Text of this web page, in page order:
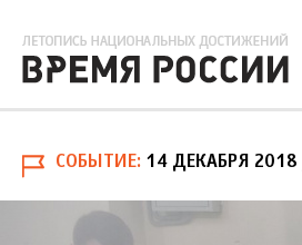
СОБЫТИЕ 14 ДЕКАБРЯ 2018